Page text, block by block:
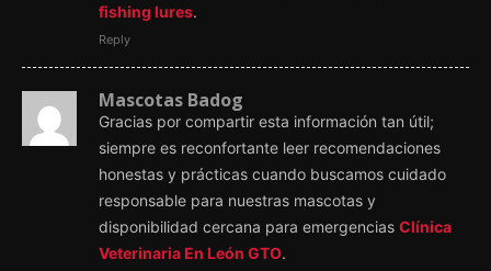
fishing lures.
Reply
Mascotas Badog
Gracias por compartir esta información tan útil;
siempre es reconfortante leer recomendaciones
honestas y prácticas cuando buscamos cuidado
responsable para nuestras mascotas y
disponibilidad cercana para emergencias Clínica
Veterinaria En León GTO.